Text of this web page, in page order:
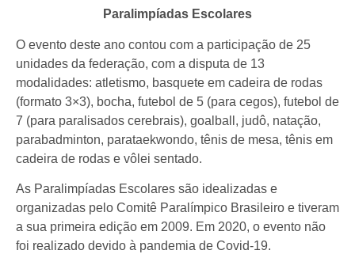
Paralimpíadas Escolares
O evento deste ano contou com a participação de 25
unidades da federação, com a disputa de 13
modalidades: atletismo, basquete em cadeira de rodas
(formato 3×3), bocha, futebol de 5 (para cegos), futebol de
7 (para paralisados cerebrais), goalball, judô, natação,
parabadminton, parataekwondo, tênis de mesa, tênis em
cadeira de rodas e vôlei sentado.
As Paralimpíadas Escolares são idealizadas e
organizadas pelo Comitê Paralímpico Brasileiro e tiveram
a sua primeira edição em 2009. Em 2020, o evento não
foi realizado devido à pandemia de Covid-19.